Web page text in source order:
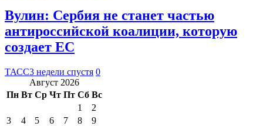
Вулин: Сербия не станет частью
антироссийской коалиции, которую
создает ЕС
ТАСС3 недели спустя 0
Август 2026
Пн Вт Ср Чт Пт Сб Вс
1
2
3
4 5 6 7 8
9